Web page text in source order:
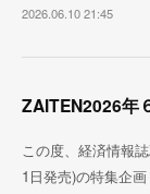
2026.06.10 21:45
この度、経済情報
1日発売)の特集企